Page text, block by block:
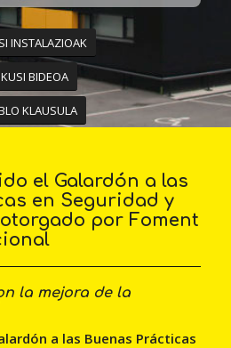
INSTALAZIOAK
BIDEOA
KLAUSULA
el Galardón a las
en Seguridad y
por Foment
la mejora de la
a las Buenas Prácticas